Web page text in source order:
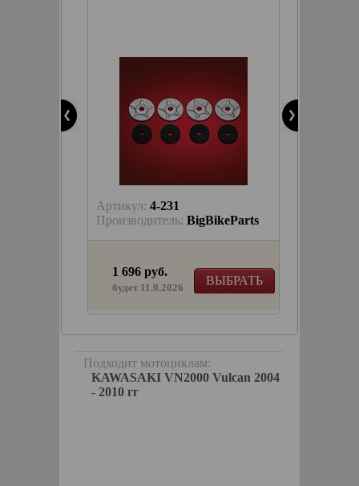
Артикул: 4-231
Производитель: BigBikeParts
ВЫБРАТЬ
1 696 руб.
будет 11.9.2026
Подходит мотоциклам:
KAWASAKI VN2000 Vulcan 2004
- 2010 гг